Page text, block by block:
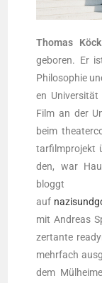
Tho­mas Köck
gebo­ren. Er
Phi­lo­so­phie
en Uni­ver­si­tät
Film an der
beim
tar­film­pro­jekt
den, war
auf
mit Andre­as
zer­tan­te
mehr­fach
dem